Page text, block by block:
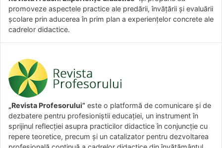
promoveze aspectele practice ale predării, învăţării şi evaluării
şcolare prin aducerea în prim plan a experienţelor concrete ale
cadrelor didactice.
„Revista Profesorului” este o platformă de comunicare și de
dezbatere pentru profesioniștii educației, un instrument în
sprijinul reflecției asupra practicilor didactice în conjuncție cu
repere teoretice, precum și un catalizator pentru dezvoltarea